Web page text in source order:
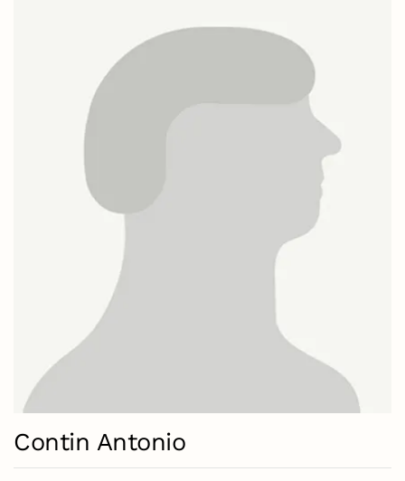
Contin Antonio